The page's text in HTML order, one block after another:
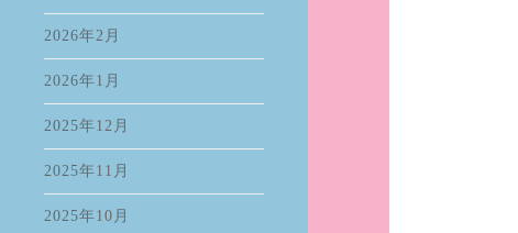
2026年2月
2026年1月
2025年12月
2025年11月
2025年10月